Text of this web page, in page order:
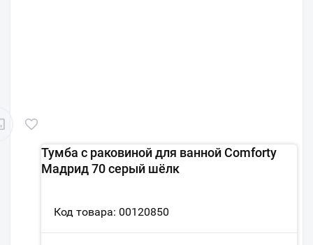
Тумба с раковиной для ванной Comforty
Мадрид 70 серый шёлк
Код товара: 00120850